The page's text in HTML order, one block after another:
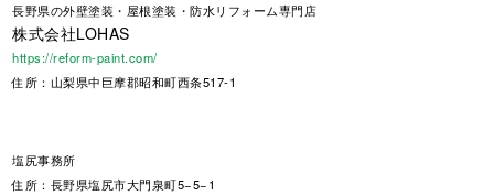
長野県の外壁塗装・屋根塗装・防水リフォーム専門店
株式会社LOHAS
https://reform-paint.com/
住所：山梨県中巨摩郡昭和町西条517-1
塩尻事務所
住所：長野県塩尻市大門泉町5−5−1